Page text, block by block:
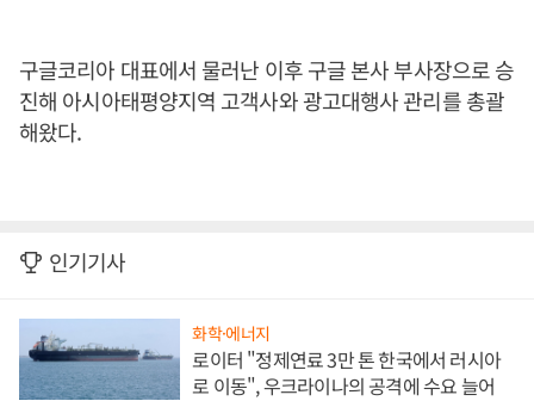
구글코리아 대표에서 물러난 이후 구글 본사 부사장으로 승
진해 아시아태평양지역 고객사와 광고대행사 관리를 총괄
해왔다.
인기기사
화학·에너지
로이터 "정제연료 3만 톤 한국에서 러시아
로 이동", 우크라이나의 공격에 수요 늘어